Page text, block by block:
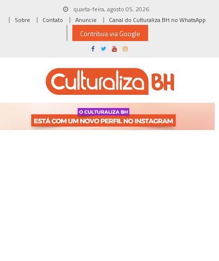
quarta-feira, agosto 05, 2026
Sobre
Contato Anuncie Canal do Culturaliza BH no WhatsApp
Contribua via Google